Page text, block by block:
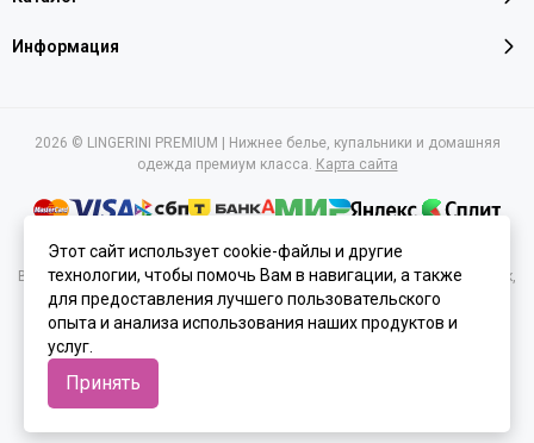
Информация
2026 © LINGERINI PREMIUM | Нижнее белье, купальники и домашняя
одежда премиум класса. Карта сайта
Вся представленная на сайте информация, касающаяся характеристик,
стоимости товаров и услуг, носит информационный характер и ни при
каких условиях не является публичной офертой, определяемой
положениями Статьи 437(2) Гражданского кодекса РФ.
Этот сайт использует cookie-файлы и другие
технологии, чтобы помочь Вам в навигации, а также
для предоставления лучшего пользовательского
опыта и анализа использования наших продуктов и
услуг.
Принять